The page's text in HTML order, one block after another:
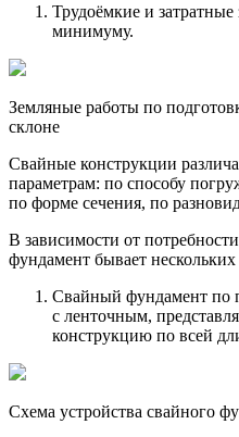
Трудоёмкие и
минимуму.
Земляные работы по
склоне
Свайные конструкции
параметрам: по способу
по форме сечения, по
В зависимости от
фундамент бывает
Свайный фундамент по
с ленточным,
конструкцию по всей
Схема устройства свайного